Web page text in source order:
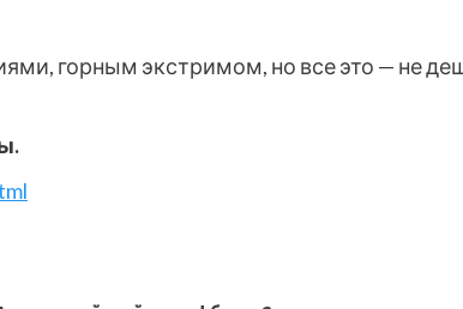
горным экстримом, но все это — не